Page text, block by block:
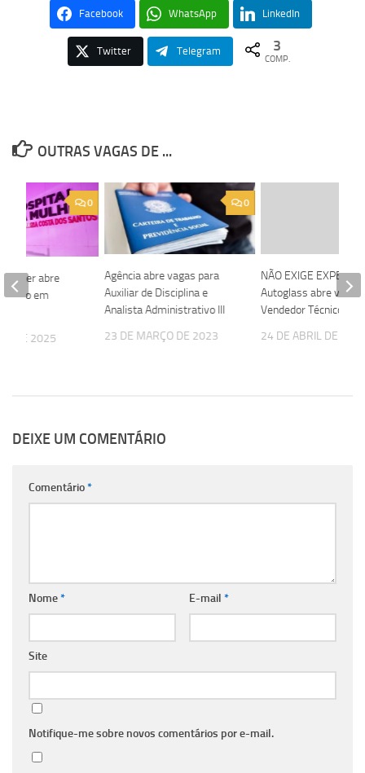
Facebook WhatsApp LinkedIn
Twitter Telegram 3
COMP.
OUTRAS VAGAS DE ...
0
Agência abre vagas para
Auxiliar de Disciplina e
Analista Administrativo III
23 DE MARÇO DE 2023
NÃO EXIGE
Autoglass abre vagas
Vendedor Técnico
24 DE ABRIL DE
0
abre
em
DE 2025
DEIXE UM COMENTÁRIO
Comentário*
Nome* E-mail *
Site
Notifique-me sobre novos comentários por e-mail.